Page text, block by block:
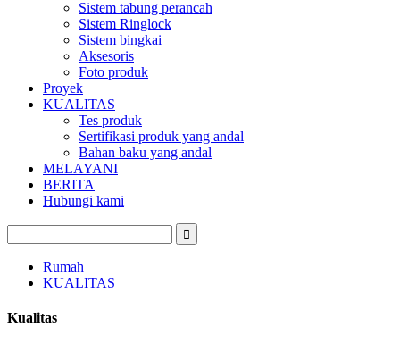
Sistem tabung perancah
Sistem Ringlock
Sistem bingkai
Aksesoris
Foto produk
Proyek
KUALITAS
Tes produk
Sertifikasi produk yang andal
Bahan baku yang andal
MELAYANI
BERITA
Hubungi kami
Rumah
KUALITAS
Kualitas